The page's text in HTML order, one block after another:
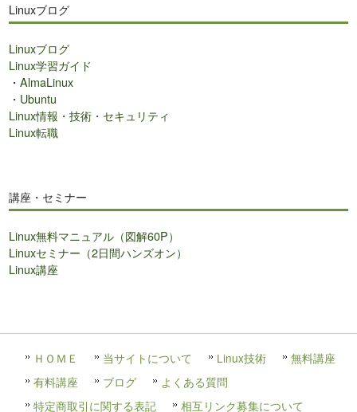
Linuxブログ
Linuxブログ
Linux学習ガイド
・AlmaLinux
・ Ubuntu
Linux情報・技術・セキュリティ
Linux転職
講座・セミナー
Linux無料マニュアル（図解60P）
Linuxセミナー（2日間ハンズオン）
Linux講座
ＨＯＭＥ 当サイトについて Linux技術
無料講座
有料講座
ブログ
よくある質問
特定商取引に関する表記
相互リンク募集について